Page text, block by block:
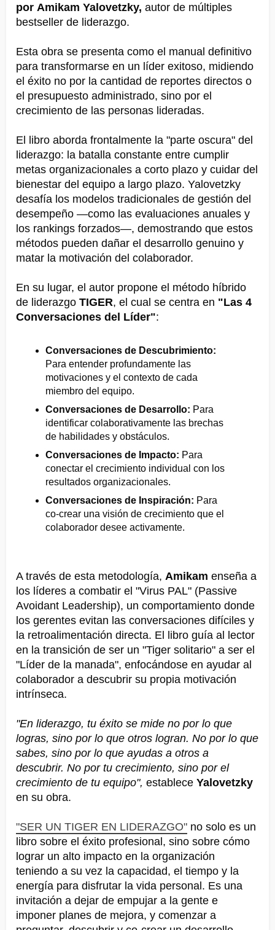
por Amikam Yalovetzky, autor de múltiples
bestseller de liderazgo.
Esta obra se presenta como el manual definitivo
para transformarse en un líder exitoso, midiendo
el éxito no por la cantidad de reportes directos o
el presupuesto administrado, sino por el
crecimiento de las personas lideradas.
El libro aborda frontalmente la "parte oscura" del
liderazgo: la batalla constante entre cumplir
metas organizacionales a corto plazo y cuidar del
bienestar del equipo a largo plazo. Yalovetzky
desafía los modelos tradicionales de gestión del
desempeño —como las evaluaciones anuales y
los rankings forzados—, demostrando que estos
métodos pueden dañar el desarrollo genuino y
matar la motivación del colaborador.
En su lugar, el autor propone el método híbrido
de liderazgo TIGER, el cual se centra en "Las 4
Conversaciones del Líder":
Conversaciones de Descubrimiento:
Para entender profundamente las
motivaciones y el contexto de cada
miembro del equipo.
Conversaciones de Desarrollo: Para
identificar colaborativamente las brechas
de habilidades y obstáculos.
Conversaciones de Impacto: Para
conectar el crecimiento individual con los
resultados organizacionales.
Conversaciones de Inspiración: Para
co-crear una visión de crecimiento que el
colaborador desee activamente.
A través de esta metodología, Amikam enseña a
los líderes a combatir el "Virus PAL" (Passive
Avoidant Leadership), un comportamiento donde
los gerentes evitan las conversaciones difíciles y
la retroalimentación directa. El libro guía al lector
en la transición de ser un "Tiger solitario" a ser el
"Líder de la manada", enfocándose en ayudar al
colaborador a descubrir su propia motivación
intrínseca.
"En liderazgo, tu éxito se mide no por lo que
logras, sino por lo que otros logran. No por lo que
sabes, sino por lo que ayudas a otros a
descubrir. No por tu crecimiento, sino por el
crecimiento de tu equipo", establece Yalovetzky
en su obra.
"SER UN TIGER EN LIDERAZGO" no solo es un
libro sobre el éxito profesional, sino sobre cómo
lograr un alto impacto en la organización
teniendo a su vez la capacidad, el tiempo y la
energía para disfrutar la vida personal. Es una
invitación a dejar de empujar a la gente e
imponer planes de mejora, y comenzar a